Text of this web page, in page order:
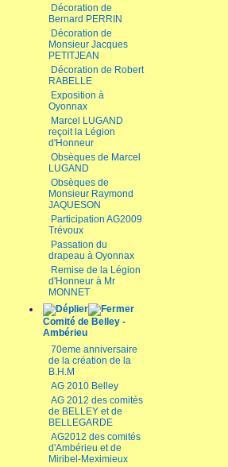
Décoration de
Bernard PERRIN
Décoration de
Monsieur Jacques
PETITJEAN
Décoration de Robert
RABELLE
Exposition à
Oyonnax
Marcel LUGAND
reçoit la Légion
d'Honneur
Obsèques de Marcel
LUGAND
Obsèques de
Monsieur Raymond
JAQUESON
Participation AG2009
Trévoux
Passation du
drapeau à Oyonnax
Remise de la Légion
d'Honneur à Mr
MONNET
Comité de Belley -
Ambérieu
70eme anniversaire
de la création de la
B.H.M
AG 2010 Belley
AG 2012 des comités
de BELLEY et de
BELLEGARDE
AG2012 des comités
d'Ambérieu et de
Miribel-Meximieux